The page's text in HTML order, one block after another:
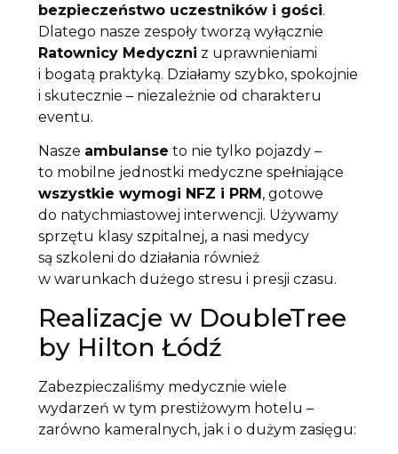
bezpieczeństwo uczestników i gości.
Dlatego nasze zespoły tworzą wyłącznie
Ratownicy Medyczni z uprawnieniami
i bogatą praktyką. Działamy szybko, spokojnie
i skutecznie – niezależnie od charakteru
eventu.
Nasze ambulanse to nie tylko pojazdy –
to mobilne jednostki medyczne spełniające
wszystkie wymogi NFZ i PRM , gotowe
do natychmiastowej interwencji. Używamy
sprzętu klasy szpitalnej, a nasi medycy
są szkoleni do działania również
w warunkach dużego stresu i presji czasu.
Realizacje w DoubleTree
by Hilton Łódź
Zabezpieczaliśmy medycznie wiele
wydarzeń w tym prestiżowym hotelu –
zarówno kameralnych, jak i o dużym zasięgu: